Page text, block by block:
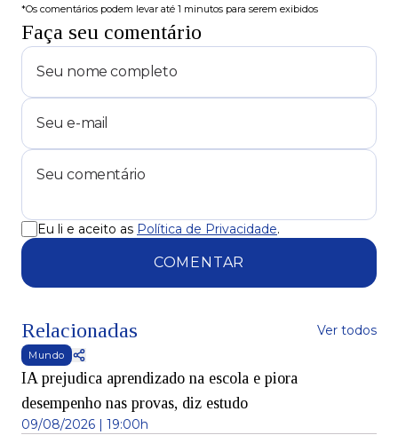
*Os comentários podem levar até 1 minutos para serem exibidos
Faça seu comentário
Eu li e aceito as Política de Privacidade.
COMENTAR
Relacionadas Ver todos
Mundo
IA prejudica aprendizado na escola e piora
desempenho nas provas, diz estudo
09/08/2026 | 19:00h